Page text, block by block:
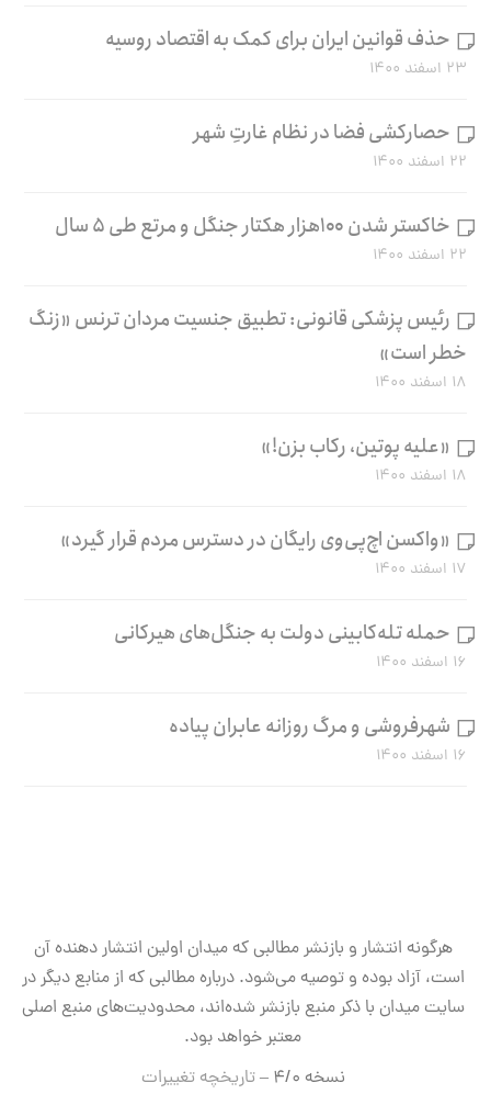
حذف قوانین ایران برای کمک به اقتصاد روسیه
۲۳ اسفند ۱۴۰۰
حصارکشی فضا در نظام غارتِ شهر
۲۲ اسفند ۱۴۰۰
خاکستر شدن ۱۰۰هزار هکتار جنگل و مرتع طی ۵ سال
۲۲ اسفند ۱۴۰۰
رئیس پزشکی قانونی: تطبیق جنسیت مردان ترنس «زنگ
خطر است»
۱۸ اسفند ۱۴۰۰
«علیه پوتین، رکاب بزن!»
۱۸ اسفند ۱۴۰۰
«واکسن اچ‌پی‌وی رایگان در دسترس مردم قرار گیرد»
۱۷ اسفند ۱۴۰۰
حمله تله‌کابینی دولت به جنگل‌های هیرکانی
۱۶ اسفند ۱۴۰۰
شهرفروشی و مرگ روزانه عابران پیاده
۱۶ اسفند ۱۴۰۰
هرگونه انتشار و بازنشر مطالبی که میدان اولین انتشار دهنده آن
است، آزاد بوده و توصیه می‌شود. درباره مطالبی که از منابع دیگر در
سایت میدان با ذکر منبع بازنشر شده‌اند، محدودیت‌های منبع اصلی
معتبر خواهد بود.
نسخه ۴/۰ –
تاریخچه تغییرات